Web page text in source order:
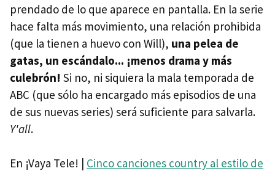
prendado de lo que aparece en pantalla. En la serie
hace falta más movimiento, una relación prohibida
(que la tienen a huevo con Will), una pelea de
gatas, un escándalo... ¡menos drama y más
culebrón! Si no, ni siquiera la mala temporada de
ABC (que sólo ha encargado más episodios de una
de sus nuevas series) será suficiente para salvarla.
Y'all.
En ¡Vaya Tele! | Cinco canciones country al estilo de